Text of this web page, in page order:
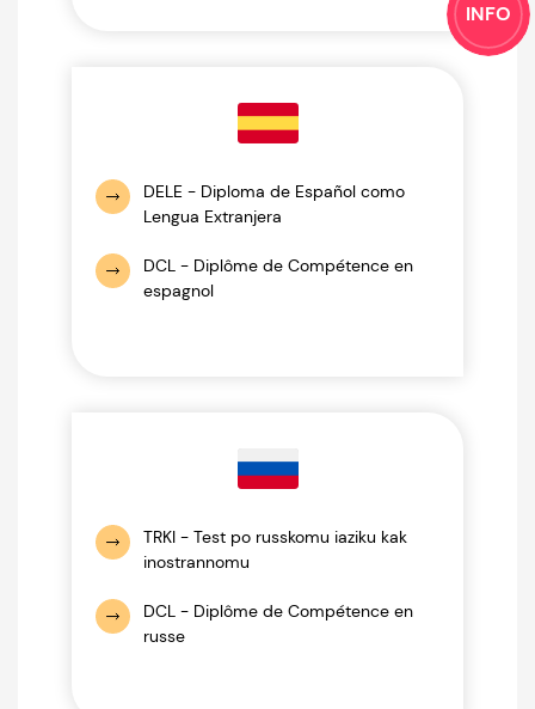
DELE - Diploma de Español como
Lengua Extranjera
DCL - Diplôme de Compétence en
espagnol
TRKI - Test po russkomu iaziku kak
inostrannomu
DCL - Diplôme de Compétence en
russe
INFO